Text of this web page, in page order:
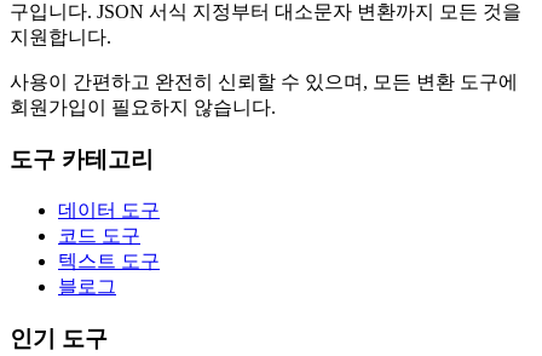
구입니다. JSON 서식 지정부터 대소문자 변환까지 모든 것을
지원합니다.
사용이 간편하고 완전히 신뢰할 수 있으며, 모든 변환 도구에
회원가입이 필요하지 않습니다.
도구 카테고리
데이터 도구
코드 도구
텍스트 도구
블로그
인기 도구